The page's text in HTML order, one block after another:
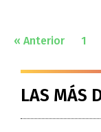
« Anterior 1
LAS MÁS